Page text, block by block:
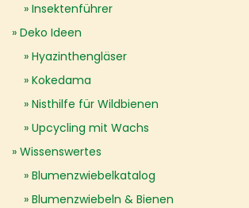
Insektenführer
Deko Ideen
Hyazinthengläser
Kokedama
Nisthilfe für Wildbienen
Upcycling mit Wachs
Wissenswertes
Blumenzwiebelkatalog
Blumenzwiebeln & Bienen